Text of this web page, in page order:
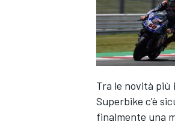
MONOPOSTO
Tra le novità più
Superbike c'è
finalmente una